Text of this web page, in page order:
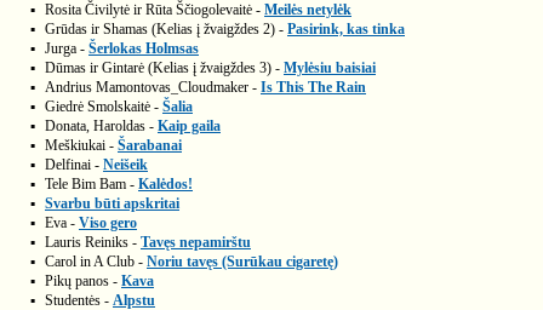
▪ Rosita Čivilytė ir Rūta Ščiogolevaitė - Meilės netylėk
▪ Grūdas ir Shamas (Kelias į žvaigždes 2) - Pasirink, kas tinka
▪ Jurga - Šerlokas Holmsas
▪ Dūmas ir Gintarė (Kelias į žvaigždes 3) - Mylėsiu baisiai
▪ Andrius Mamontovas_Cloudmaker - Is This The Rain
▪ Giedrė Smolskaitė - Šalia
▪ Donata, Haroldas - Kaip gaila
▪ Meškiukai - Šarabanai
▪ Delfinai - Neišeik
▪ Tele Bim Bam - Kalėdos!
▪ Svarbu būti apskritai
▪ Eva - Viso gero
▪ Lauris Reiniks - Tavęs nepamirštu
▪ Carol in A Club - Noriu tavęs (Surūkau cigaretę)
▪ Pikų panos - Kava
▪ Studentės - Alpstu